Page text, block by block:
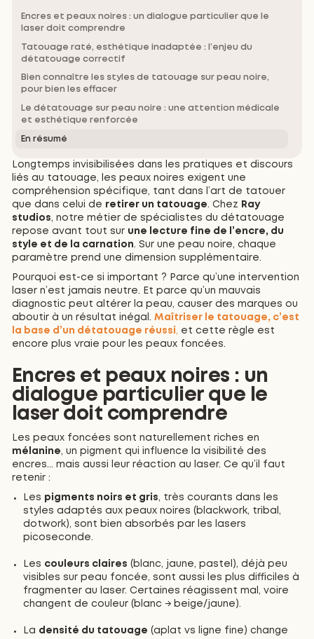
Longtemps invisibilisées dans les pratiques et discours
liés au tatouage, les peaux noires exigent une
compréhension spécifique, tant dans l’art de tatouer
que dans celui de retirer un tatouage. Chez
Ray
studios, notre métier de spécialistes du détatouage
repose avant tout sur une lecture fine de l’encre, du
style et de la carnation. Sur une peau noire, chaque
paramètre prend une dimension supplémentaire.
Pourquoi est-ce si important ? Parce qu’une intervention
laser n’est jamais neutre. Et parce qu’un mauvais
diagnostic peut altérer la peau, causer des marques ou
aboutir à un résultat inégal. Maîtriser le tatouage, c’est
la base d’un détatouage réussi , et cette règle est
encore plus vraie pour les peaux foncées.
Encres et peaux noires : un
dialogue particulier que le
laser doit comprendre
Les peaux foncées sont naturellement riches en
mélanine, un pigment qui influence la visibilité des
encres... mais aussi leur réaction au laser. Ce qu’il faut
retenir :
Les pigments noirs et gris, très courants dans les
styles adaptés aux peaux noires (blackwork, tribal,
dotwork), sont bien absorbés par les lasers
picoseconde.
Les couleurs claires (blanc, jaune, pastel), déjà peu
visibles sur peau foncée, sont aussi les plus difficiles à
fragmenter au laser. Certaines réagissent mal, voire
changent de couleur (blanc → beige/jaune).
La densité du tatouage (aplat vs ligne fine) change
Encres et peaux noires : un dialogue particulier que le
laser doit comprendre
Tatouage raté, esthétique inadaptée : l’enjeu du
détatouage correctif
Bien connaître les styles de tatouage sur peau noire,
pour bien les effacer
Le détatouage sur peau noire : une attention médicale
et esthétique renforcée
En résumé